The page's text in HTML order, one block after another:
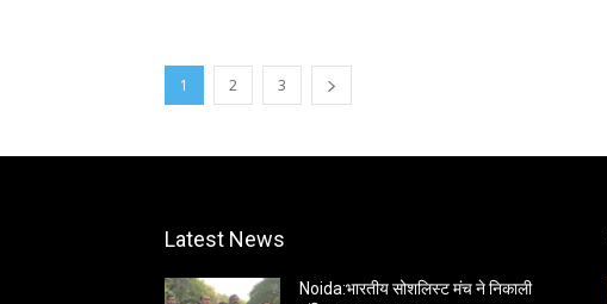
1 2 3
Latest News
Noida:भारतीय सोशलिस्ट मंच ने निकाली